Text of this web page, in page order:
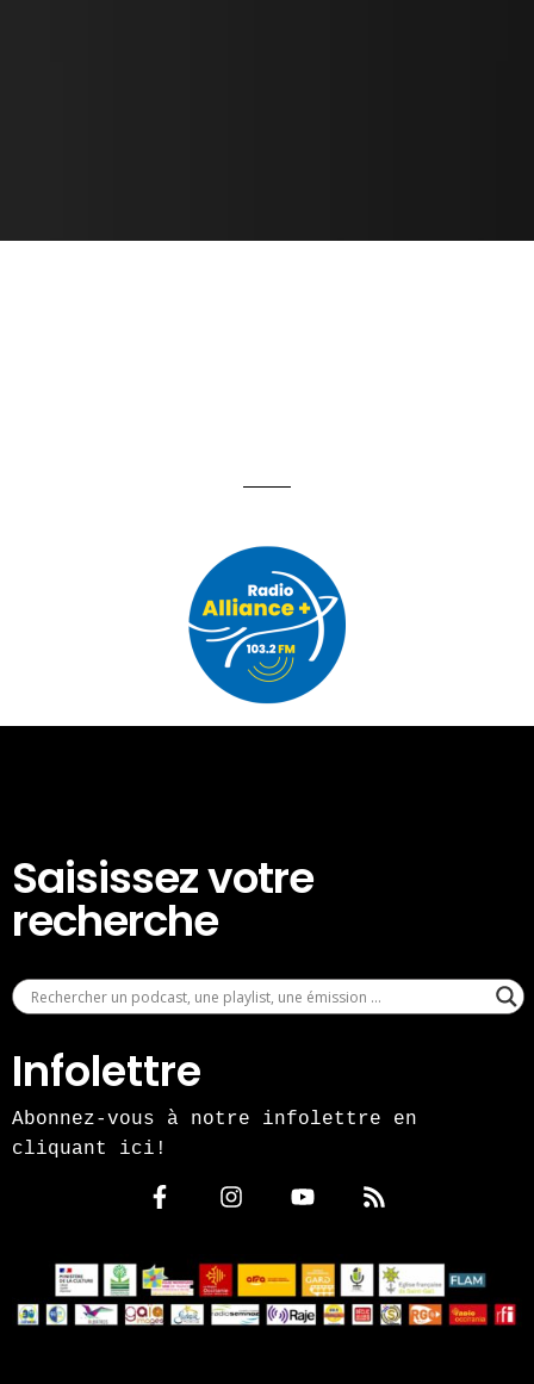
Saisissez votre
recherche
Infolettre
Abonnez-vous à notre infolettre en
cliquant ici!